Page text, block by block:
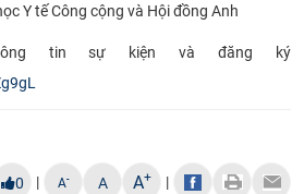
Y tế Công cộng và Hội đồng Anh
tin sự kiện và đăng ký
0 | A- A A+ |